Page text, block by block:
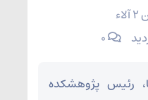
۰
رئیس پژوهشکده